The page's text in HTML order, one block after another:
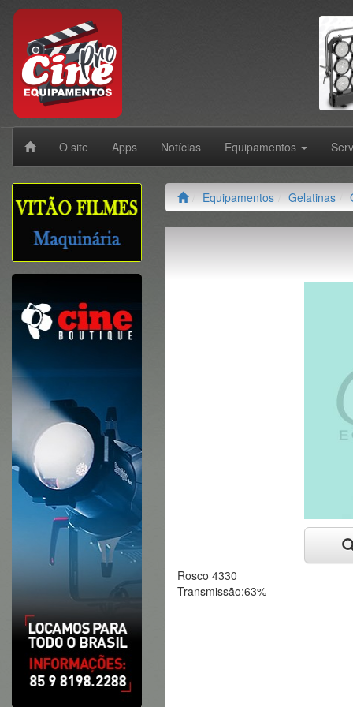
O site Apps Notícias Equipamentos
Equipamentos Gelatinas
Rosco 4330
Transmissão:63%